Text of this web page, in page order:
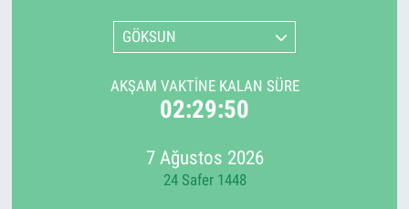
GÖKSUN
AKŞAM VAKTINE KALAN SÜRE
02:29:50
7 Ağustos 2026
24 Safer 1448